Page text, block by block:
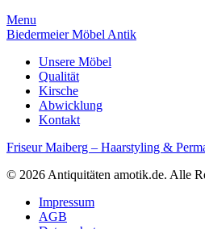
Menu
Biedermeier Möbel Antik
Unsere Möbel
Qualität
Kirsche
Abwicklung
Kontakt
Friseur Maiberg – Haarstyling &
© 2026 Antiquitäten amotik.de. Alle
Impressum
AGB